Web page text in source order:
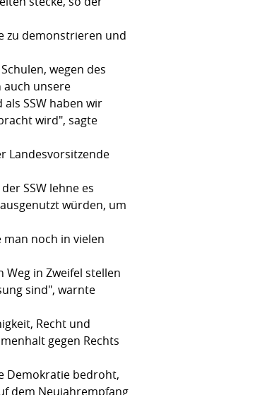
zu demonstrieren und
wegen des
auch unsere
SSW haben wir
wird", sagte
Landesvorsitzende
SSW lehne es
würden, um
man noch in vielen
in Zweifel stellen
sind", warnte
Recht und
gegen Rechts
Demokratie bedroht,
dem Neujahrempfang